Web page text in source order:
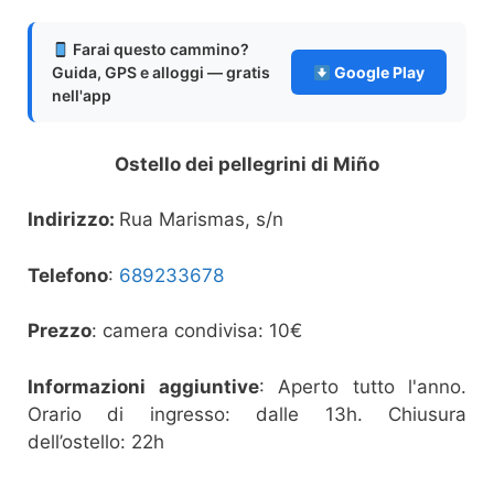
Farai questo cammino?
Guida, GPS e alloggi — gratis
nell'app
Google Play
Ostello dei pellegrini di Miño
Indirizzo: Rua Marismas, s/n
Telefono: 689233678
Prezzo: camera condivisa: 10€
Informazioni aggiuntive: Aperto tutto l'anno.
Orario di ingresso: dalle 13h. Chiusura
dell’ostello: 22h